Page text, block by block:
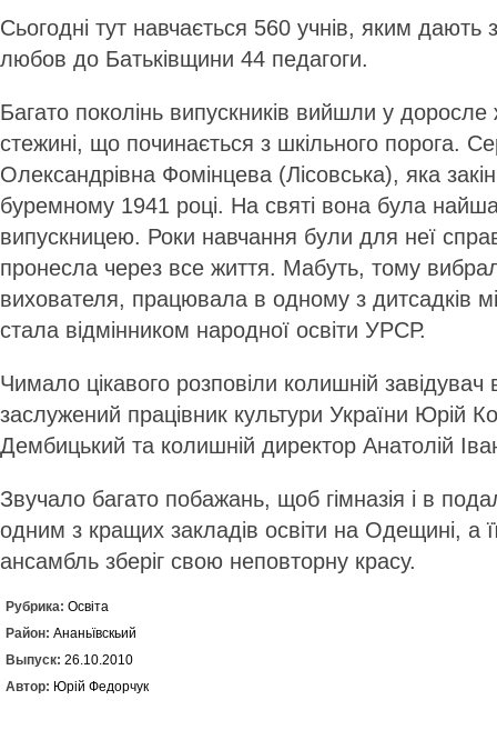
Сьогодні тут навчається 560 учнів, яким
любов до Батьківщини 44 педагоги.
Багато поколінь випускників вийшли у
стежині, що починається з шкільного порога.
Олександрівна Фомінцева (Лісовська), яка
буремному 1941 році. На святі вона була
випускницею. Роки навчання були для неї
пронесла через все життя. Мабуть, тому
вихователя, працювала в одному з дитсадків
стала відмінником народної освіти УРСР.
Чимало цікавого розповіли колишній завідувач
заслужений працівник культури України Юрій
Дембицький та колишній директор Анатолій
Звучало багато побажань, щоб гімназія і в
одним з кращих закладів освіти на Одещині, а
ансамбль зберіг свою неповторну красу.
Рубрика: Освіта
Район: Ананьївскьий
Выпуск: 26.10.2010
Автор: Юрій Федорчук